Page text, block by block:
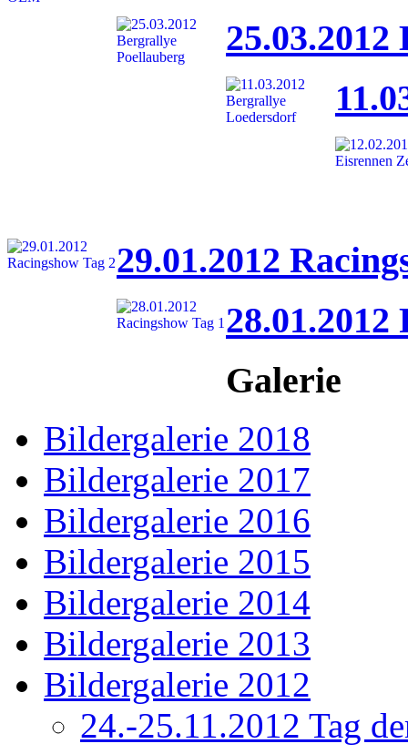
29.01.2012
28.01.2012
Galerie
Bildergalerie 2018
Bildergalerie 2017
Bildergalerie 2016
Bildergalerie 2015
Bildergalerie 2014
Bildergalerie 2013
Bildergalerie 2012
24.-25.11.2012 Tag